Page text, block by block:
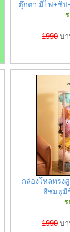
ตุ๊กตา มีไฟ+ซิป
1990บา
กล่องโหลทรง
สีชมพูมี
ร
1990บา